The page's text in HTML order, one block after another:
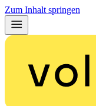
Zum Inhalt springen